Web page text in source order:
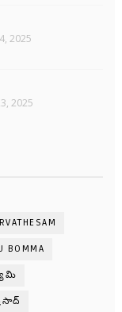
2025
2025
BOMMA